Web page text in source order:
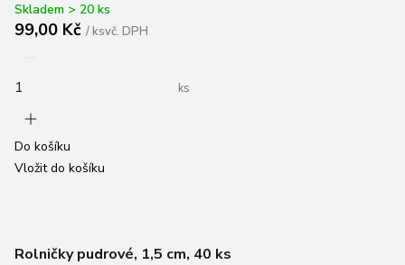
Skladem > 20 ks
99,00 Kč /ksvč. DPH
ks
Do košíku
Vložit do košíku
Rolničky pudrové, 1,5 cm, 40 ks